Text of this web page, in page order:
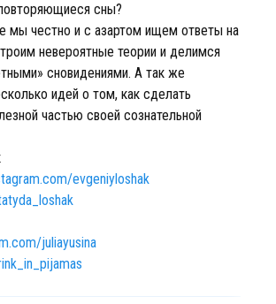
сны?
мы честно и с азартом ищем ответы на
невероятные теории и делимся
сновидениями. А так же
идей о том, как сделать
частью своей сознательной
evgeniyloshak
juliayusina